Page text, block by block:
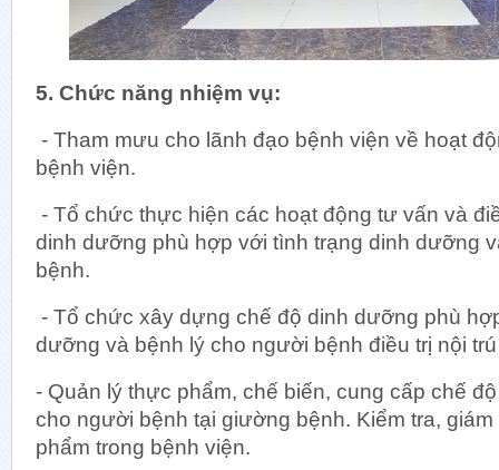
5. Chức năng nhiệm vụ:
- Tham mưu cho lãnh đạo bệnh viện về hoạt
bệnh viện.
- Tổ chức thực hiện các hoạt động tư vấn và
dinh dưỡng phù hợp với tình trạng dinh dưỡng
bệnh.
- Tổ chức xây dựng chế độ dinh dưỡng phù
dưỡng và bệnh lý cho người bệnh điều trị nội
- Quản lý thực phẩm, chế biến, cung cấp chế
cho người bệnh tại giường bệnh. Kiểm tra,
phẩm trong bệnh viện.